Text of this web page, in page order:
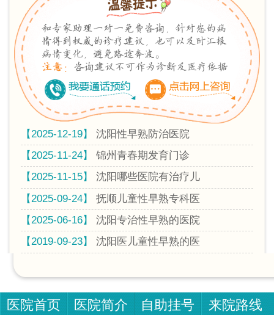
【2025-12-19】
沈阳性早熟防治医院
【2025-11-24】
锦州青春期发育门诊
【2025-11-15】
沈阳哪些医院有治疗儿
【2025-09-24】
抚顺儿童性早熟专科医
【2025-06-16】
沈阳专治性早熟的医院
【2019-09-23】
沈阳医儿童性早熟的医
医院首页 医院简介 自助挂号 来院路线